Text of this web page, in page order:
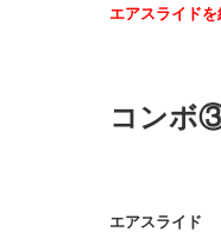
エアスライドを
コンボ
エアスライド